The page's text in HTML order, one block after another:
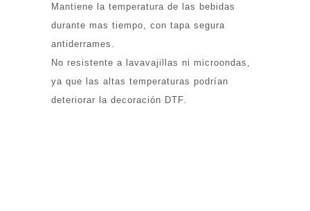
Mantiene la temperatura de las bebidas
durante mas tiempo, con tapa segura
antiderrames.
No resistente a lavavajillas ni microondas,
ya que las altas temperaturas podrían
deteriorar la decoración DTF.